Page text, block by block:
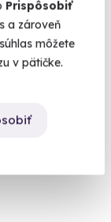
Prispôsobiť
a zároveň
môžete
v pätičke.